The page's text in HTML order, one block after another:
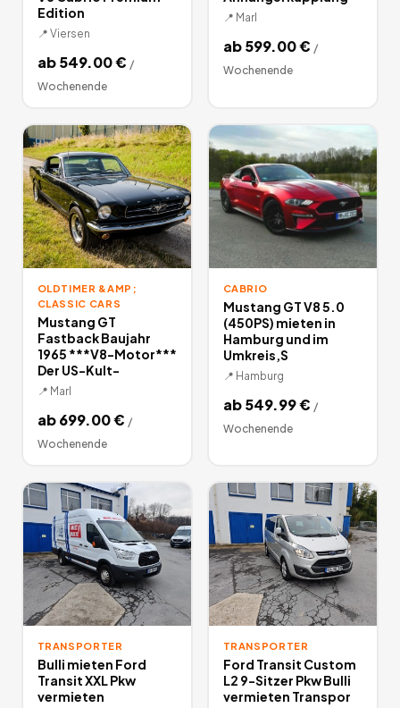
Edition
📍 Viersen
ab549.00€ /
Wochenende
📍 Marl
ab599.00€ /
Wochenende
OLDTIMER &AMP;
CLASSIC CARS
Mustang GT
Fastback Baujahr
1965 ***V8-Motor***
Der US-Kult-
📍 Marl
ab699.00€ /
Wochenende
CABRIO
Mustang GT V8 5.0
(450PS) mieten in
Hamburg und im
Umkreis,S
📍 Hamburg
ab549.99€ /
Wochenende
TRANSPORTER
Bulli mieten Ford
Transit XXL Pkw
vermieten
TRANSPORTER
Ford Transit Custom
L2 9-Sitzer Pkw Bulli
vermieten Transpor